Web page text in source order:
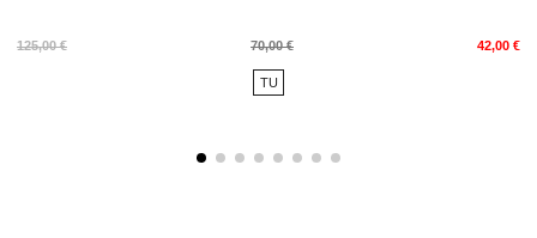
125,00 €
Prix
70,00 € 42,00 €
Prix
TU